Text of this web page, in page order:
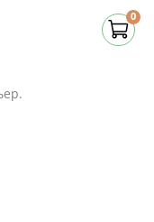
0